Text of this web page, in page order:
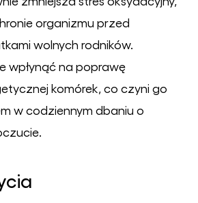
organizmu przed
wolnych rodników.
wpłynąć na poprawę
komórek, co czyni go
w codziennym dbaniu o